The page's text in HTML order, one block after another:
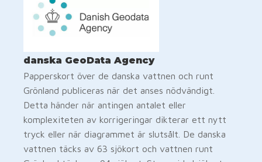
danska GeoData Agency
Papperskort över de danska vattnen och runt
Grönland publiceras när det anses nödvändigt.
Detta händer när antingen antalet eller
komplexiteten av korrigeringar dikterar ett nytt
tryck eller när diagrammet är slutsålt. De danska
vattnen täcks av 63 sjökort och vattnen runt